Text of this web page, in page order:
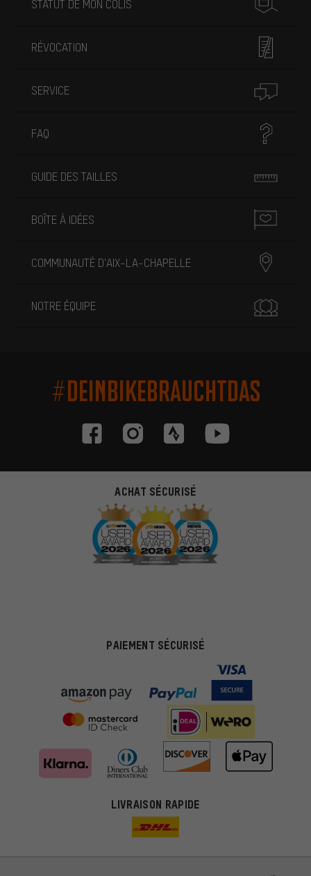
STATUT DE MON COLIS
RÉVOCATION
SERVICE
FAQ
GUIDE DES TAILLES
BOÎTE À IDÉES
COMMUNAUTÉ D'AIX-LA-CHAPELLE
NOTRE ÉQUIPE
#DEINBIKEBRAUCHTDAS
ACHAT SÉCURISÉ
PAIEMENT SÉCURISÉ
LIVRAISON RAPIDE